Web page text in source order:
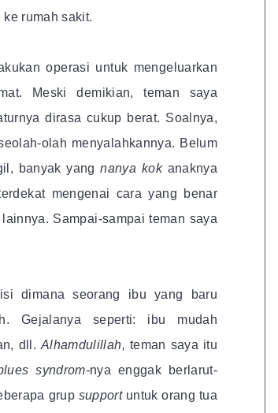
rumah sakit.
operasi untuk mengeluarkan
Meski demikian, teman saya
dirasa cukup berat. Soalnya,
olah menyalahkannya. Belum
banyak yangnanya kok anaknya
mengenai cara yang benar
Sampai-sampai teman saya
dimana seorang ibu yang baru
Gejalanya seperti: ibu mudah
dll. Alhamdulillah, teman saya itu
syndrom-nya enggak berlarut-
grup support untuk orang tua